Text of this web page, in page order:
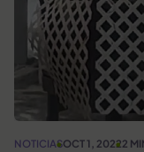
NOTICIASOCT 1, 20222